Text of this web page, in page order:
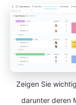
Zeigen Sie
darunter deren